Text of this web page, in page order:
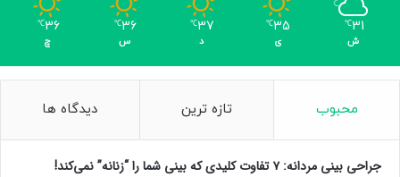
31
℃
ش
35
℃
ی
37
℃
د
36
℃
س
36
℃
چ
محبوب تازه ترین دیدگاه ها
جراحی بینی مردانه: ۷ تفاوت کلیدی که بینی شما را “زنانه” نمی‌کند!